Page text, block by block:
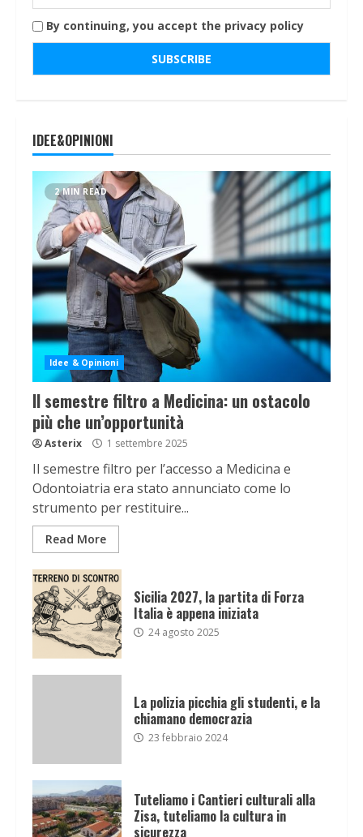
By continuing, you accept the privacy policy
IDEE&OPINIONI
2 MIN READ
Idee & Opinioni
Il semestre filtro a Medicina: un ostacolo
più che un’opportunità
Asterix 1 settembre 2025
Il semestre filtro per l’accesso a Medicina e
Odontoiatria era stato annunciato come lo
strumento per restituire...
Read More
Sicilia 2027, la partita di Forza
Italia è appena iniziata
24 agosto 2025
La polizia picchia gli studenti, e la
chiamano democrazia
23 febbraio 2024
Tuteliamo i Cantieri culturali alla
Zisa, tuteliamo la cultura in
sicurezza